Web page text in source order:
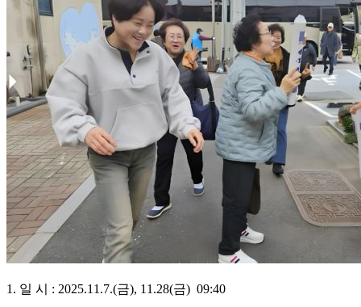
1. 일 시 : 2025.11.7.(금), 11.28(금) 09:40